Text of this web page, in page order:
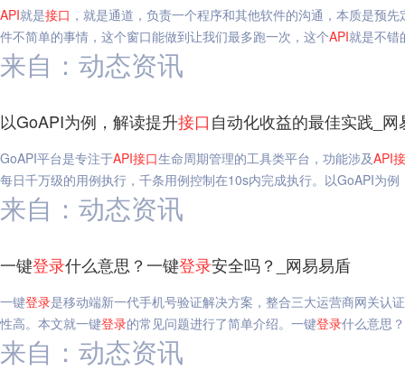
API就是接口 ，就是通道，负责一个程序和其他软件的沟通，本质是预
件不简单的事情，这个窗口能做到让我们最多跑一次，这个API就是不错
来自：动态资讯
以GoAPI为例，解读提升接口自动化收益的最佳实践_网
GoAPI平台是专注于API接口生命周期管理的工具类平台，功能涉及API
每日千万级的用例执行，千条用例控制在10s内完成执行。以GoAPI为例
来自：动态资讯
一键登录什么意思？一键登录安全吗？_网易易盾
一键登录是移动端新一代手机号验证解决方案，整合三大运营商网关认
性高。本文就一键登录的常见问题进行了简单介绍。一键登录什么意思
来自：动态资讯